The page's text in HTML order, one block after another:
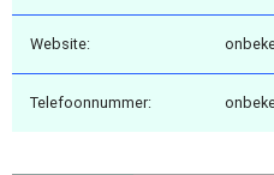
Website:
Telefoonnummer: